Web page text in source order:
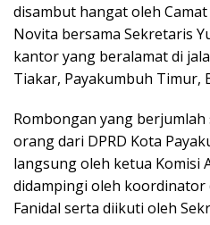
disambut hangat oleh
Novita bersama Sekretaris
kantor yang beralamat di
Tiakar, Payakumbuh Timur,
Rombongan yang berjumlah
orang dari DPRD Kota
langsung oleh ketua Komisi
didampingi oleh koordinator
Fanidal serta diikuti oleh